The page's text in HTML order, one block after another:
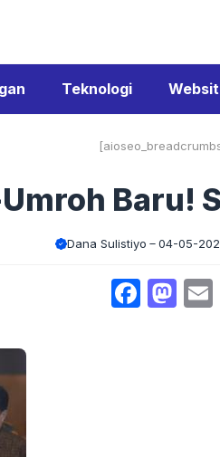
Teknologi
Baru!
Dana Sulistiyo 04-05-